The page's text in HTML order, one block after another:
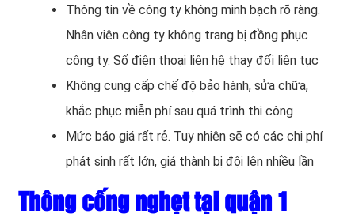
Thông tin về công ty không minh bạch rõ ràng.
Nhân viên công ty không trang bị đồng phục
công ty. Số điện thoại liên hệ thay đổi liên tục
Không cung cấp chế độ bảo hành, sửa chữa,
khắc phục miễn phí sau quá trình thi công
Mức báo giá rất rẻ. Tuy nhiên sẽ có các chi phí
phát sinh rất lớn, giá thành bị đội lên nhiều lần
Thông cống nghẹt tại quận 1